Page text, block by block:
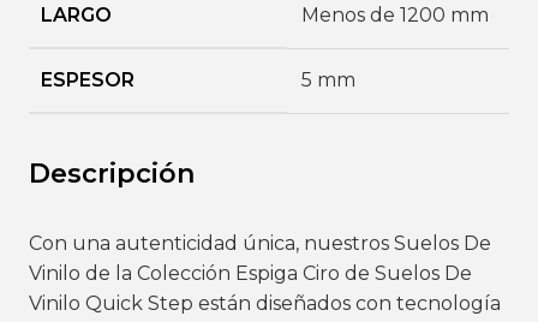
LARGO Menos de 1200 mm
ESPESOR 5 mm
Descripción
Con una autenticidad única, nuestros Suelos De
Vinilo de la Colección Espiga Ciro de Suelos De
Vinilo Quick Step están diseñados con tecnología